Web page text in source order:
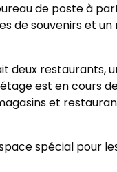
de poste à
de souvenirs et
deux restaurants,
est en cours
et
spécial pour